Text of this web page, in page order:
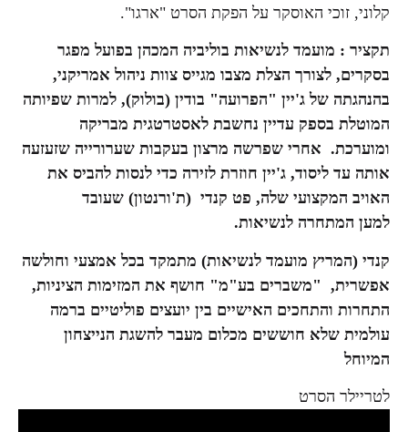
קלוני, זוכי האוסקר על הפקת הסרט "ארגו".
תקציר : מועמד לנשיאות בוליביה המכהן בפועל מפגר
בסקרים, לצורך הצלת מצבו מגייס צוות ניהול אמריקני,
בהנהגתה של ג'יין "הפרועה" בודין (בולוק), למרות שפיותה
המוטלת בספק עדיין נחשבת לאסטרטגית מבריקה
ומוערכת. אחרי שפרשה מרצון בעקבות שערורייה שזעזעה
אותה עד ליסוד, ג'יין חוזרת לזירה כדי לנסות להביס את
האויב המקצועי שלה, פט קנדי (ת'ורנטון) שעובד
למען המתחרה לנשיאות.
קנדי (המריץ מועמד לנשיאות) מתמקד בכל אמצעי וחולשה
אפשרית, "משברים בע"מ" חושף את המזימות הציניות,
התחרות והתחכים האישיים בין יועצים פוליטיים ברמה
עולמית שלא חוששים מכלום מעבר להשגת הנייצחון
המיוחל
לטריילר הסרט